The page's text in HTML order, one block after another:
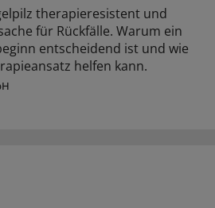
therapieresistent und
für Rückfälle. Warum ein
entscheidend ist und wie
helfen kann.